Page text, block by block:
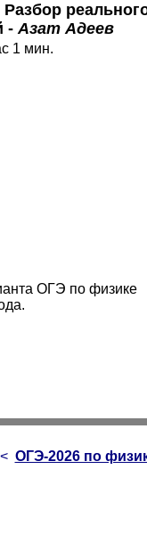
-Азат Адеев
1 мин.
ОГЭ по физике
ОГЭ-2026 по